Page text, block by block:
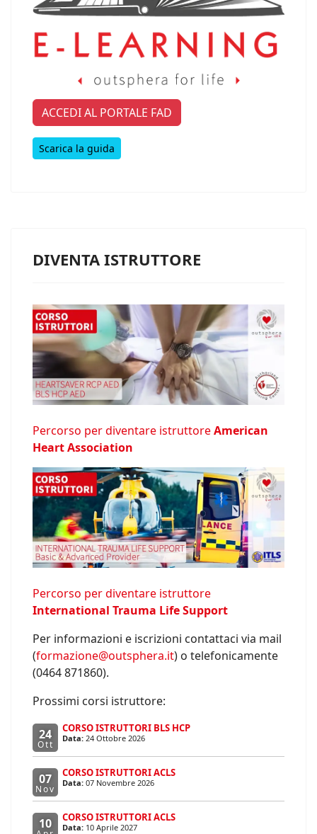
ACCEDI AL PORTALE FAD
Scarica la guida
DIVENTA ISTRUTTORE
Percorso per diventare istruttoreAmerican
Heart Association
Percorso per diventare istruttore
International Trauma Life Support
Per informazioni e iscrizioni contattaci via mail
(formazione@outsphera.it) o telefonicamente
(0464 871860).
Prossimi corsi istruttore:
24
Ott
CORSO ISTRUTTORI BLS HCP
Data: 24 Ottobre 2026
07
Nov
CORSO ISTRUTTORI ACLS
Data: 07 Novembre 2026
10 CORSO ISTRUTTORI ACLS
Data: 10 Aprile 2027